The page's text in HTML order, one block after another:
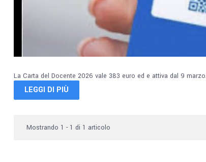
La Carta del Docente 2026 vale 383 euro ed e attiva dal 9
LEGGI DI PIÙ
Mostrando 1 - 1 di 1 articolo